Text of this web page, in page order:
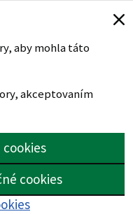
aby mohla táto
akceptovaním
cookies